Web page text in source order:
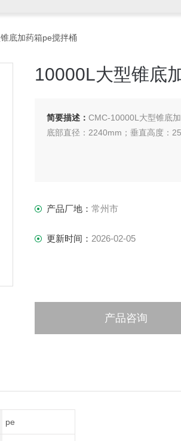
底加药箱pe搅拌桶
10000L大型锥底
简要描述： CMC-10000L大型锥底
底部直径：2240mm；垂直高度：
产品厂地： 常州市
更新时间： 2026-02-05
产品咨询
pe